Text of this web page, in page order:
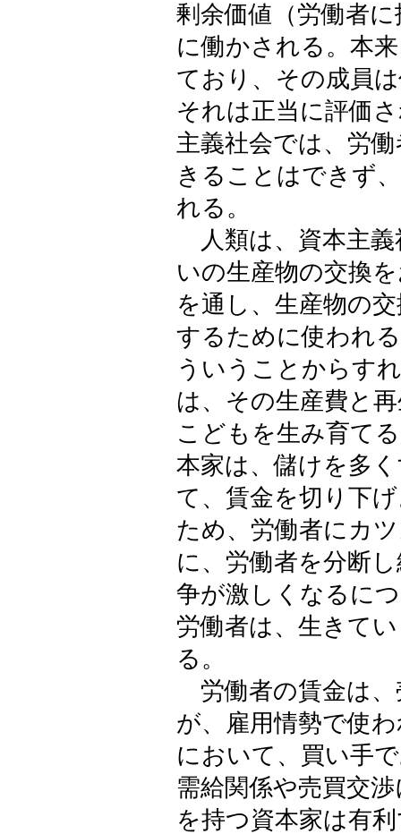
剰余価値（労働者
に働かされる。本
ており、その成員
それは正当に評価
主義社会では、労
きることはできず
れる。
人類は、資本主義
いの生産物の交換
を通し、生産物の
するために使われ
ういうことからす
は、その生産費と
こどもを生み育て
本家は、儲けを多
て、賃金を切り下
ため、労働者にカ
に、労働者を分断
争が激しくなるに
労働者は、生きて
る。
労働者の賃金は、
が、雇用情勢で使
において、買い手
需給関係や売買交
を持つ資本家は有